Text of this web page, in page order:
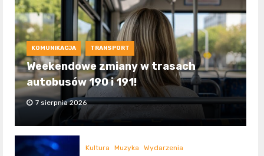
KOMUNIKACJA TRANSPORT
Weekendowe zmiany w trasach
autobusów 190 i 191!
7 sierpnia 2026
Kultura Muzyka Wydarzenia